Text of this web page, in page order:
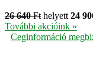
26 640 Ft helyett 24
További akcióink »
Ceginformáció